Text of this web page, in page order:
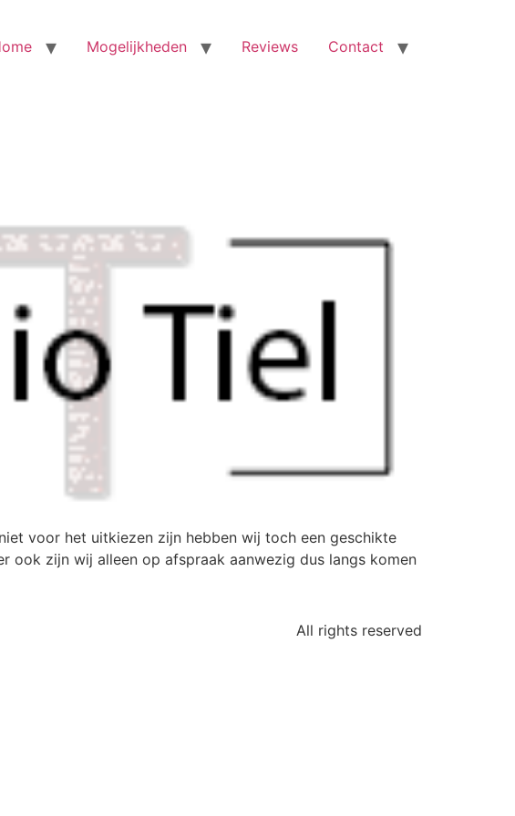
Mogelijkheden Reviews Contact
voor het uitkiezen zijn hebben wij toch een geschikte
ook zijn wij alleen op afspraak aanwezig dus langs komen
All rights reserved